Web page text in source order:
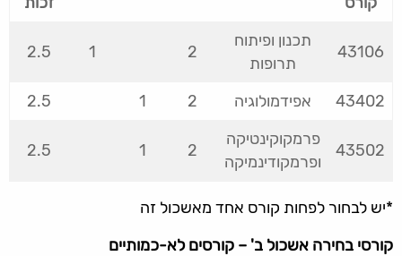
43106
תכנון ופיתוח
תרופות
2
1
2.5
43402 אפידמולוגיה 2
1
2.5
43502
פרמקוקינטיקה
ופרמקודינמיקה
2
1
2.5
*יש לבחור לפחות קורס אחד מאשכול זה
קורסי בחירה אשכול ב' – קורסים לא-כמותיים